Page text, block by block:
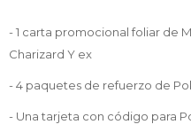
- 1 carta promocional foliar de
Charizard Y ex
- 4 paquetes de refuerzo de
- Una tarjeta con código para